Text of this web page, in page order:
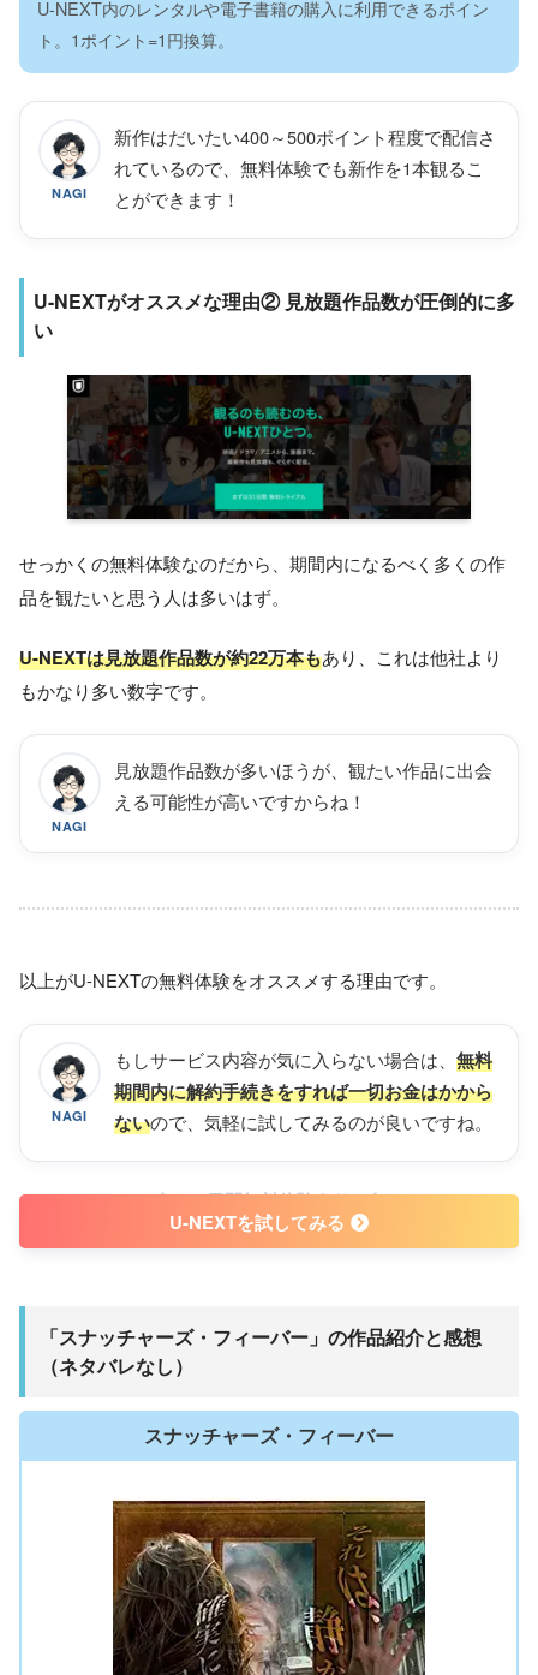
U-NEXT内のレンタルや電子書籍の購入に利用できるポイン
ト。1ポイント=1円換算。
NAGI
新作はだいたい400～500ポイント程度で配信さ
れているので、無料体験でも新作を1本観るこ
とができます！
U-NEXTがオススメな理由② 見放題作品数が圧倒的に多
い
せっかくの無料体験なのだから、期間内になるべく多くの作
品を観たいと思う人は多いはず。
U-NEXTは見放題作品数が約22万本もあり、これは他社より
もかなり多い数字です。
NAGI
見放題作品数が多いほうが、観たい作品に出会
える可能性が高いですからね！
以上がU-NEXTの無料体験をオススメする理由です。
NAGI
もしサービス内容が気に入らない場合は、 無料
期間内に解約手続きをすれば一切お金はかから
ないので、気軽に試してみるのが良いですね。
31日間無料体験あり
U-NEXTを試してみる
「スナッチャーズ・フィーバー」の作品紹介と感想
（ネタバレなし）
スナッチャーズ・フィーバー